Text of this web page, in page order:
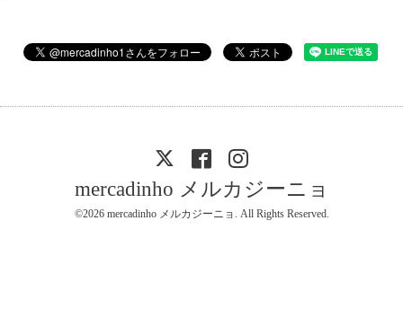
mercadinho メルカジーニョ
©2026 mercadinho メルカジーニョ . All Rights Reserved.